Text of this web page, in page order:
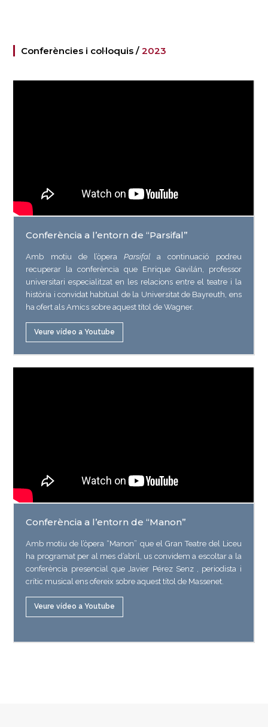
Conferències i col·loquis /2023
Conferència a l’entorn de “Parsifal”
Amb motiu de l’òpera Parsifal a continuació podreu
recuperar la conferència que Enrique Gavilán, professor
universitari especialitzat en les relacions entre el teatre i la
història i convidat habitual de la Universitat de Bayreuth, ens
ha ofert als Amics sobre aquest títol de Wagner.
Veure vídeo a Youtube
Conferència a l’entorn de “Manon”
Amb motiu de l’òpera “Manon” que el Gran Teatre del Liceu
ha programat per al mes d’abril, us convidem a escoltar a la
conferència presencial que Javier Pérez Senz , periodista i
crític musical ens ofereix sobre aquest títol de Massenet.
Veure vídeo a Youtube